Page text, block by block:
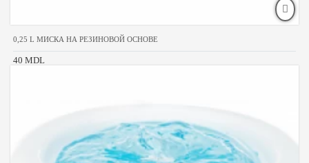
0,25 L МИСКА НА РЕЗИНОВОЙ ОСНОВЕ
40 MDL